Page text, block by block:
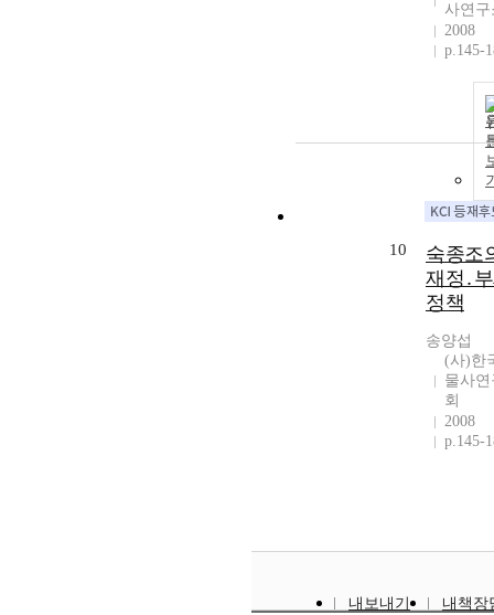
사연구
2008
p.145-
10
숙종조
재정․
정책
송양섭
(사)한
물사연
회
2008
p.145-
내보내기
내책장